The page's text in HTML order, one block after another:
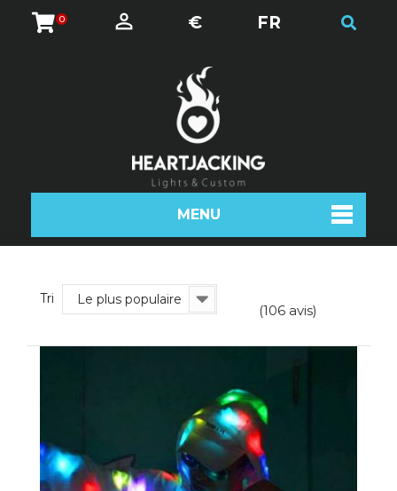
0 € FR
MENU
Tri Le plus populaire
(106 avis)